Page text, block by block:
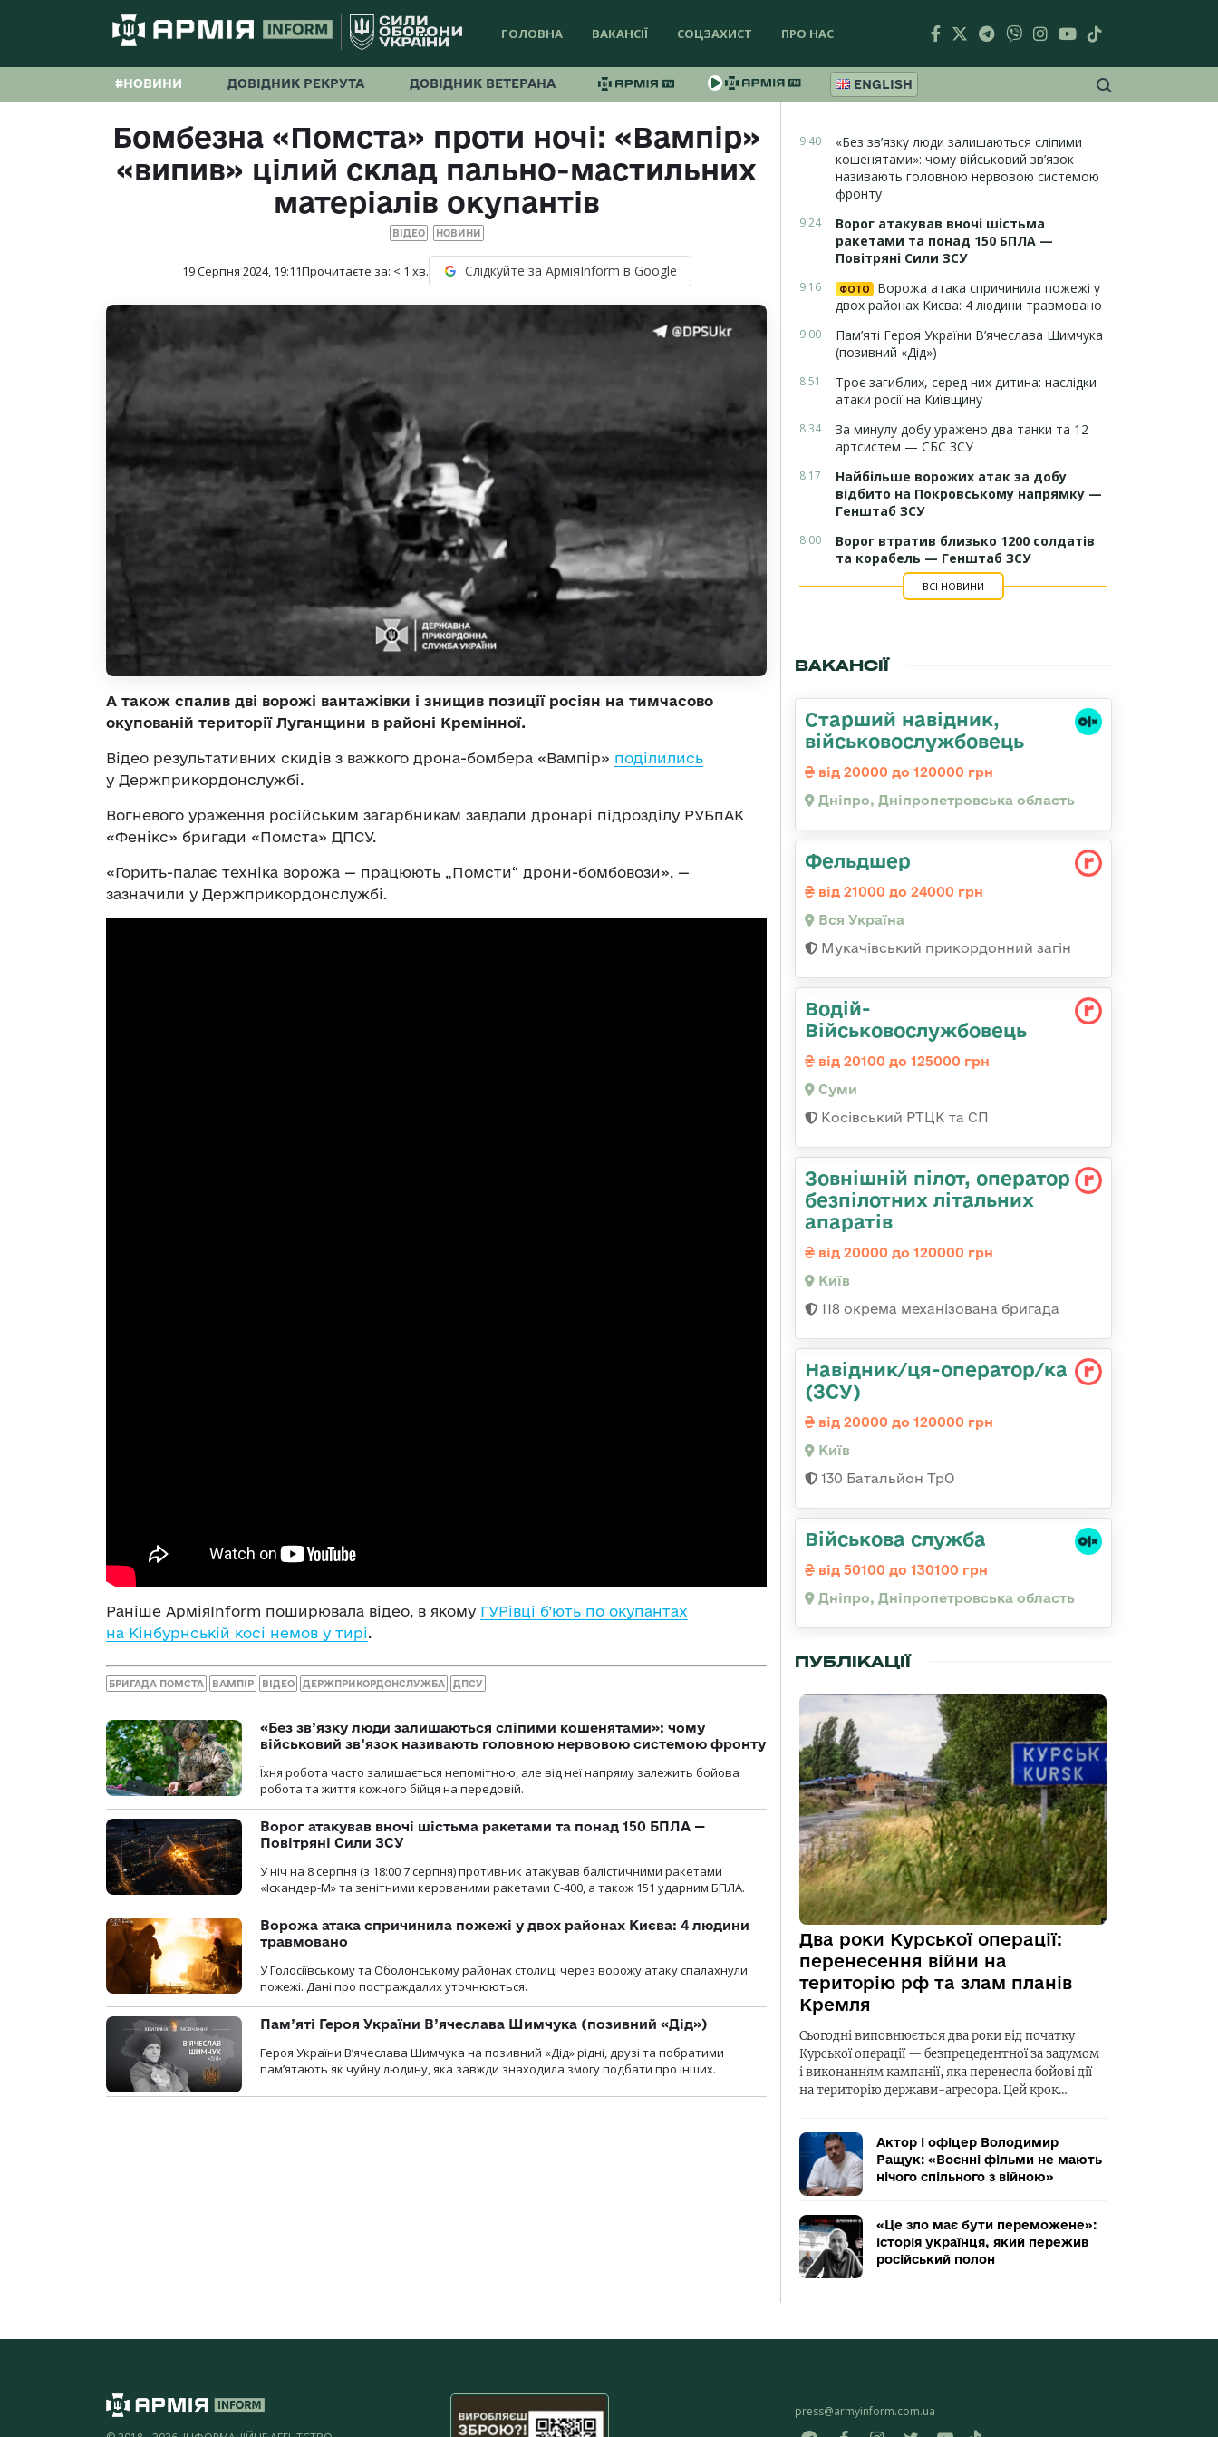
ГОЛОВНА ВАКАНСІЇ СОЦЗАХИСТ ПРО НАС
#НОВИНИ ДОВІДНИК РЕКРУТА ДОВІДНИК ВЕТЕРАНА ENGLISH
Бомбезна «Помста» проти ночі: «Вампір»
«випив» цілий склад пально-мастильних
матеріалів окупантів
ВІДЕО НОВИНИ
19 Серпня 2024, 19:11Прочитаєте за: < 1 хв. Слідкуйте за АрміяInform в Google
А також спалив дві ворожі вантажівки і знищив позиції росіян на тимчасово
окупованій території Луганщини в районі Кремінної.
Відео результативних скидів з важкого дрона-бомбера «Вампір» поділились
у Держприкордонслужбі.
Вогневого ураження російським загарбникам завдали дронарі підрозділу РУБпАК
«Фенікс» бригади «Помста» ДПСУ.
«Горить-палає техніка ворожа — працюють „Помсти“ дрони-бомбовози», —
зазначили у Держприкордонслужбі.
Раніше АрміяInform поширювала відео, в якому ГУРівці б’ють по окупантах
на Кінбурнській косі немов у тирі.
БРИГАДА ПОМСТА ВАМПІР ВІДЕО ДЕРЖПРИКОРДОНСЛУЖБА ДПСУ
«Без зв’язку люди залишаються сліпими кошенятами»: чому
військовий зв’язок називають головною нервовою системою фронту
Їхня робота часто залишається непомітною, але від неї напряму залежить бойова
робота та життя кожного бійця на передовій.
Ворог атакував вночі шістьма ракетами та понад 150 БПЛА —
Повітряні Сили ЗСУ
У ніч на 8 серпня (з 18:00 7 серпня) противник атакував балістичними ракетами
«Іскандер-М» та зенітними керованими ракетами С-400, а також 151 ударним БПЛА.
Ворожа атака спричинила пожежі у двох районах Києва: 4 людини
травмовано
У Голосіївському та Оболонському районах столиці через ворожу атаку спалахнули
пожежі. Дані про постраждалих уточнюються.
Пам’яті Героя України В’ячеслава Шимчука (позивний «Дід»)
Героя України В’ячеслава Шимчука на позивний «Дід» рідні, друзі та побратими
пам’ятають як чуйну людину, яка завжди знаходила змогу подбати про інших.
9:40
«Без зв’язку люди залишаються сліпими
кошенятами»: чому військовий зв’язок
називають головною нервовою системою
фронту
9:24
Ворог атакував вночі шістьма
ракетами та понад 150 БПЛА —
Повітряні Сили ЗСУ
9:16 ФОТО
Ворожа атака спричинила пожежі у
двох районах Києва: 4 людини травмовано
9:00
Пам’яті Героя України В’ячеслава Шимчука
(позивний «Дід»)
8:51
Троє загиблих, серед них дитина: наслідки
атаки росії на Київщину
8:34
За минулу добу уражено два танки та 12
артсистем — СБС ЗСУ
8:17
Найбільше ворожих атак за добу
відбито на Покровському напрямку —
Генштаб ЗСУ
8:00
Ворог втратив близько 1200 солдатів
та корабель — Генштаб ЗСУ
ВСІ НОВИНИ
ВАКАНСІЇ
Старший навідник,
військовослужбовець
від 20000 до 120000 грн
Дніпро, Дніпропетровська область
Фельдшер
від 21000 до 24000 грн
Вся Україна
Мукачівський прикордонний загін
Водій-
Військовослужбовець
від 20100 до 125000 грн
Суми
Косівський РТЦК та СП
Зовнішній пілот, оператор
безпілотних літальних
апаратів
від 20000 до 120000 грн
Київ
118 окрема механізована бригада
Навідник/ця-оператор/ка
(ЗСУ)
від 20000 до 120000 грн
Київ
130 Батальйон ТрО
Військова служба
від 50100 до 130100 грн
Дніпро, Дніпропетровська область
ПУБЛІКАЦІЇ
Два роки Курської операції:
перенесення війни на
територію рф та злам планів
Кремля
Сьогодні виповнюється два роки від початку
Курської операції — безпрецедентної за задумом
і виконанням кампанії, яка перенесла бойові дії
на територію держави-агресора. Цей крок…
Актор і офіцер Володимир
Ращук: «Воєнні фільми не мають
нічого спільного з війною»
«Це зло має бути переможене»:
історія українця, який пережив
російський полон
press@armyinform.com.ua